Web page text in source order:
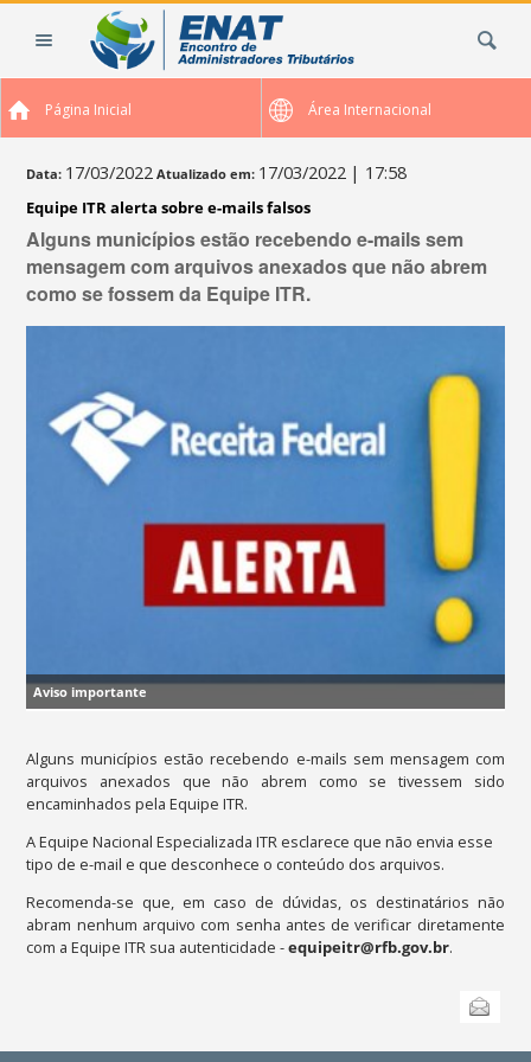
Página Inicial Área Internacional
Data: 17/03/2022 Atualizado em: 17/03/2022 | 17:58
Equipe ITR alerta sobre e-mails falsos
Alguns municípios estão recebendo e-mails sem
mensagem com arquivos anexados que não abrem
como se fossem da Equipe ITR.
Aviso importante
Alguns municípios estão recebendo e-mails sem mensagem com
arquivos anexados que não abrem como se tivessem sido
encaminhados pela Equipe ITR.
A Equipe Nacional Especializada ITR esclarece que não envia esse
tipo de e-mail e que desconhece o conteúdo dos arquivos.
Recomenda-se que, em caso de dúvidas, os destinatários não
abram nenhum arquivo com senha antes de verificar diretamente
com a Equipe ITR sua autenticidade -equipeitr@rfb.gov.br.